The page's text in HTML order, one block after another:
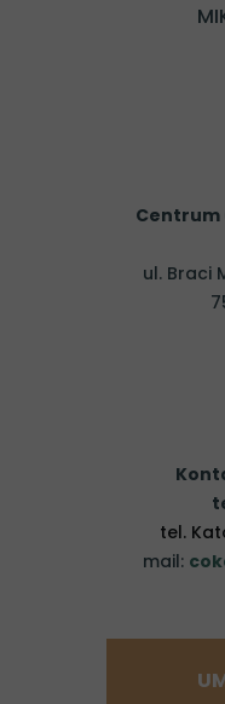
tel.
mail:
Centrum
ul. Braci